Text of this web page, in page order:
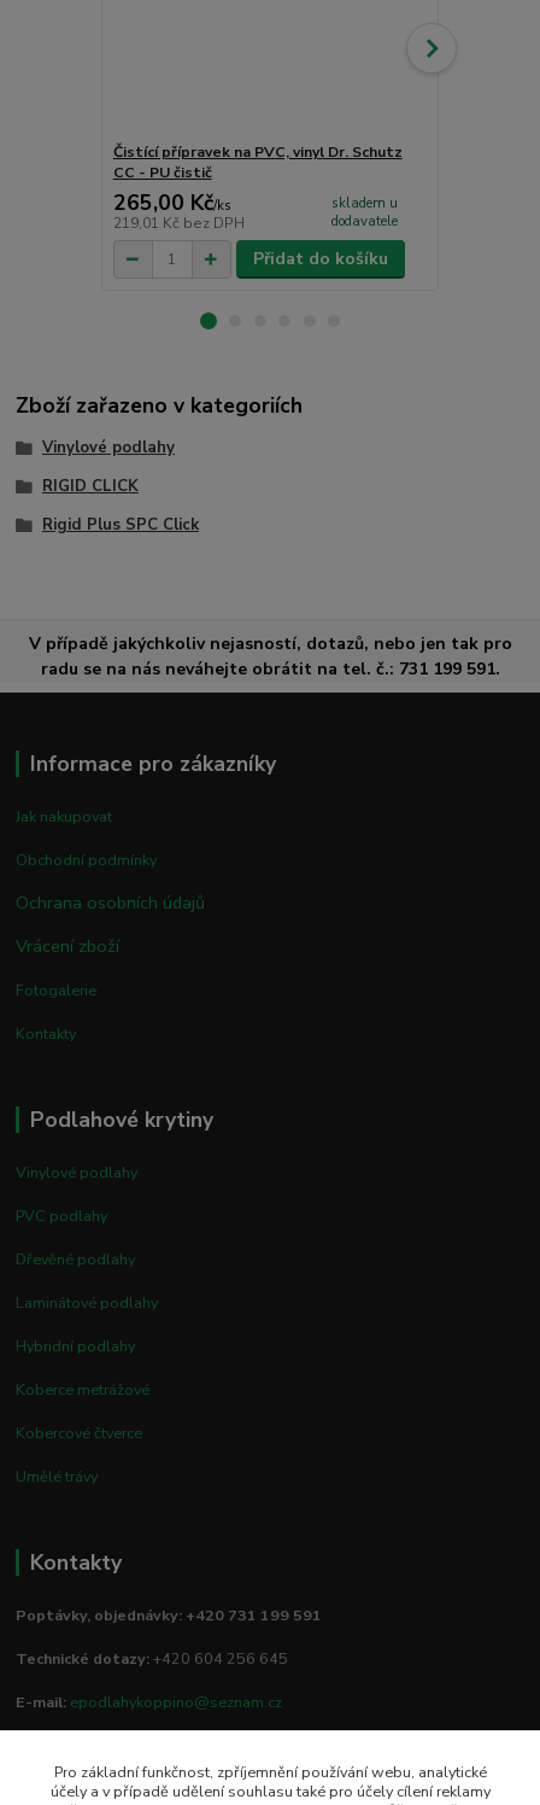
Čistící přípravek na PVC, vinyl Dr. Schutz
CC - PU čistič
265,00 Kč/ks
219,01 Kč bez DPH
skladem u
dodavatele
Přidat do košíku
Zboží zařazeno v kategoriích
Vinylové podlahy
RIGID CLICK
Rigid Plus SPC Click
V případě jakýchkoliv nejasností, dotazů, nebo jen tak pro
radu se na nás neváhejte obrátit na tel. č.: 731 199 591.
Informace pro zákazníky
Jak nakupovat
Obchodní podmínky
Ochrana osobních údajů
Vrácení zboží
Fotogalerie
Kontakty
Podlahové krytiny
Vinylové podlahy
PVC podlahy
Dřevěné podlahy
Laminátové podlahy
Hybridní podlahy
Koberce metrážové
Kobercové čtverce
Umělé trávy
Kontakty
Poptávky, objednávky: +420 731 199 591
Technické dotazy:+420 604 256 645
E-mail: epodlahykoppino@seznam.cz
Prodejna/vzorkovna:
Pro základní funkčnost, zpříjemnění používání webu, analytické
účely a v případě udělení souhlasu také pro účely cílení reklamy